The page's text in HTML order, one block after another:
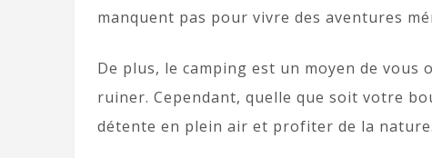
manquent pas pour vivre des aventures
De plus, le camping est un moyen de
ruiner. Cependant, quelle que soit votre
détente en plein air et profiter de la nature.